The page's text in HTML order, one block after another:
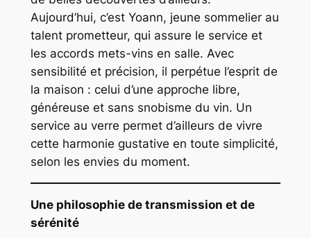
Aujourd’hui, c’est Yoann, jeune sommelier au
talent prometteur, qui assure le service et
les accords mets-vins en salle. Avec
sensibilité et précision, il perpétue l’esprit de
la maison : celui d’une approche libre,
généreuse et sans snobisme du vin. Un
service au verre permet d’ailleurs de vivre
cette harmonie gustative en toute simplicité,
selon les envies du moment.
Une philosophie de transmission et de
sérénité